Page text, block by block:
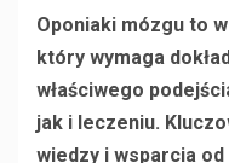
Oponiaki mózgu to
który wymaga
właściwego
jak i leczeniu.
wiedzy i wsparcia